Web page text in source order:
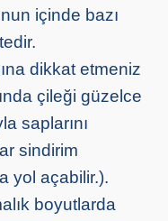
içinde bazı
dikkat etmeniz
çileği güzelce
saplarını
sindirim
yol açabilir.).
boyutlarda